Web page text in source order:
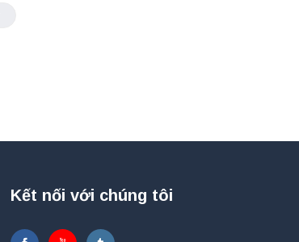
Kết nối với chúng tôi